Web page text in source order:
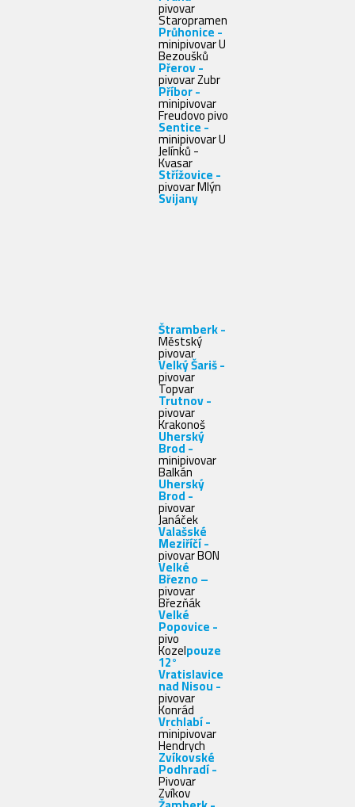
pivovar
Staropramen
Průhonice -
minipivovar U
Bezoušků
Přerov -
pivovar Zubr
Příbor -
minipivovar
Freudovo pivo
Sentice -
minipivovar U
Jelínků -
Kvasar
Střížovice -
pivovar Mlýn
Svijany
Štramberk -
Městský
pivovar
Velký Šariš -
pivovar
Topvar
Trutnov -
pivovar
Krakonoš
Uherský
Brod -
minipivovar
Balkán
Uherský
Brod -
pivovar
Janáček
Valašské
Meziříčí -
pivovar BON
Velké
Březno –
pivovar
Březňák
Velké
Popovice -
pivo
Kozelpouze
12°
Vratislavice
nad Nisou -
pivovar
Konrád
Vrchlabí -
minipivovar
Hendrych
Zvíkovské
Podhradí -
Pivovar
Zvíkov